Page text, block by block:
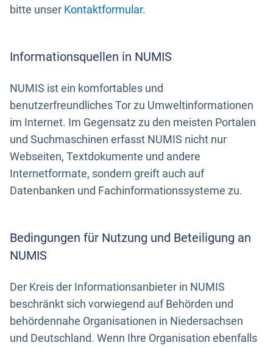
bitte unser Kontaktformular.
Informationsquellen in NUMIS
NUMIS ist ein komfortables und
benutzerfreundliches Tor zu Umweltinformationen
im Internet. Im Gegensatz zu den meisten Portalen
und Suchmaschinen erfasst NUMIS nicht nur
Webseiten, Textdokumente und andere
Internetformate, sondern greift auch auf
Datenbanken und Fachinformationssysteme zu.
Bedingungen für Nutzung und Beteiligung an
NUMIS
Der Kreis der Informationsanbieter in NUMIS
beschränkt sich vorwiegend auf Behörden und
behördennahe Organisationen in Niedersachsen
und Deutschland. Wenn Ihre Organisation ebenfalls